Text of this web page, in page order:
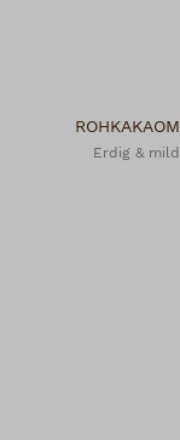
Erdig &